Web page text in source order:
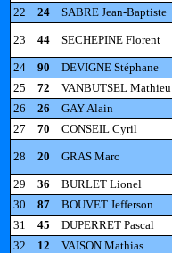
22 24 SABRE Jean-Baptiste
23 44 SECHEPINE Florent
24 90 DEVIGNE Stéphane
25
72 VANBUTSEL Mathieu
26
26 GAY Alain
27
70 CONSEIL Cyril
28 20 GRAS Marc
29 36 BURLET Lionel
30
87 BOUVET Jefferson
31
45 DUPERRET Pascal
32
12 VAISON Mathias